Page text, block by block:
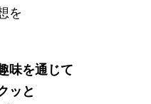
を
味を通じて
ッと